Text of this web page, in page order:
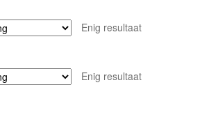
Enig resultaat
Enig resultaat